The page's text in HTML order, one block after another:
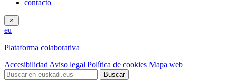
contacto
eu
Plataforma colaborativa
Accesibilidad Aviso legal Política de cookies Mapa web